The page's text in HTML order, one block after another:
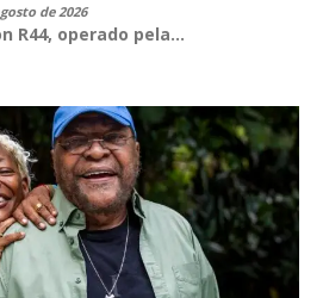
de 2026
R44, operado pela...